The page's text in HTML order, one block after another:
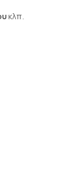
κλπ.